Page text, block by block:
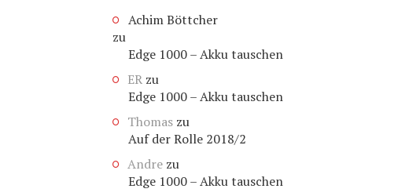
Achim Böttcher
zu
Edge 1000 – Akku tauschen
ER zu
Edge 1000 – Akku tauschen
Thomas zu
Auf der Rolle 2018/2
Andre zu
Edge 1000 – Akku tauschen